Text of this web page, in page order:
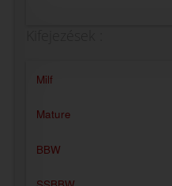
Milf
Mature
BBW